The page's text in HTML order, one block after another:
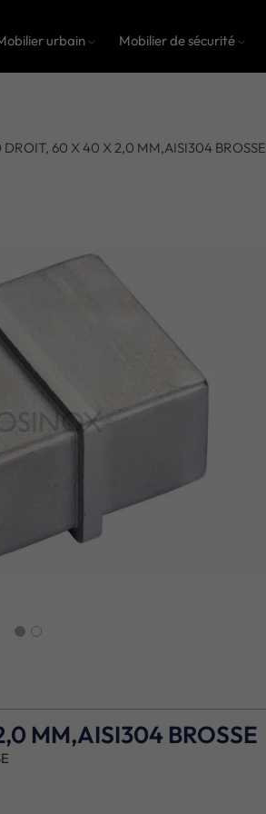
urbain Mobilier de sécurité
60 X 40 X 2,0 MM,AISI304 BROSSE
MM,AISI304 BROSSE